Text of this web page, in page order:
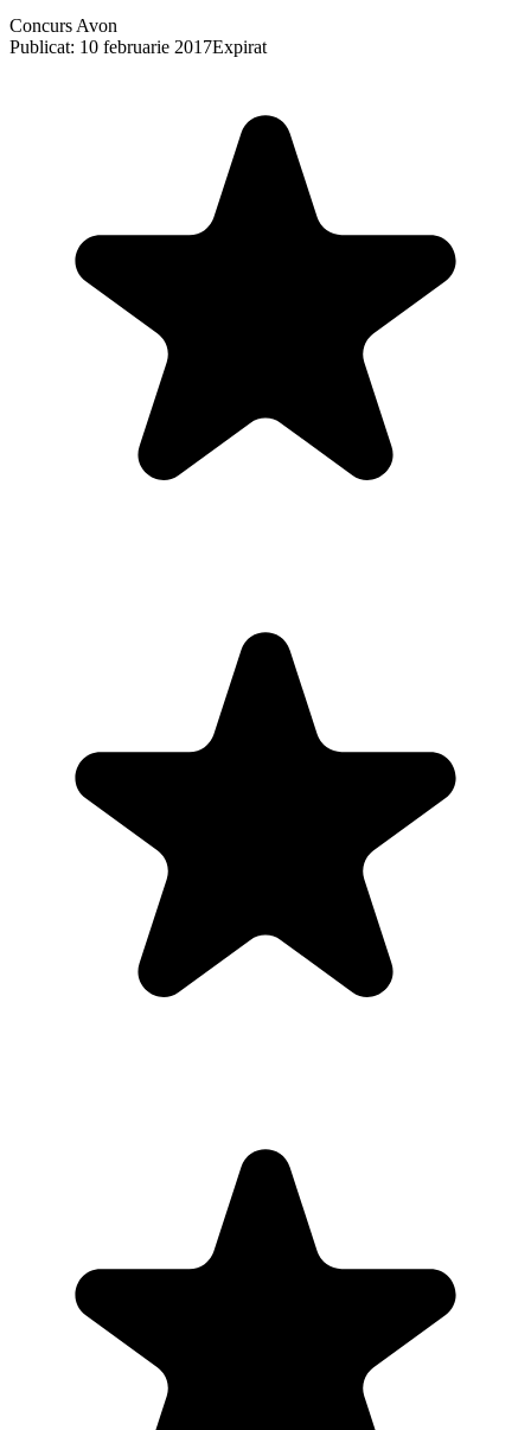
Concurs Avon
Publicat: 10 februarie 2017Expirat